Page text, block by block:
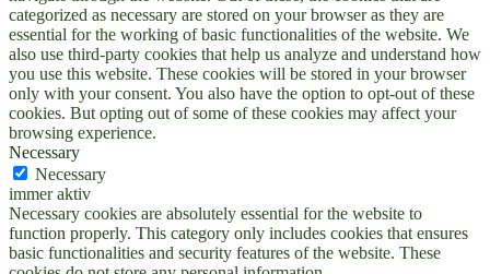
categorized as necessary are stored on your browser as they are
essential for the working of basic functionalities of the website. We
also use third-party cookies that help us analyze and understand how
you use this website. These cookies will be stored in your browser
only with your consent. You also have the option to opt-out of these
cookies. But opting out of some of these cookies may affect your
browsing experience.
Necessary
Necessary
immer aktiv
Necessary cookies are absolutely essential for the website to
function properly. This category only includes cookies that ensures
basic functionalities and security features of the website. These